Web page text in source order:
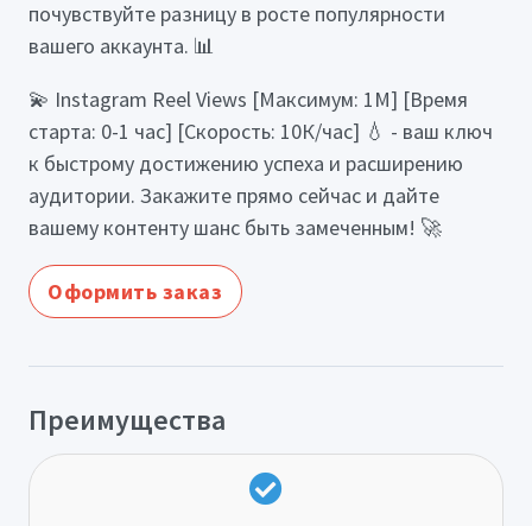
почувствуйте разницу в росте популярности
вашего аккаунта. 📊
💫 Instagram Reel Views [Максимум: 1М] [Время
старта: 0-1 час] [Скорость: 10К/час] 💧 - ваш ключ
к быстрому достижению успеха и расширению
аудитории. Закажите прямо сейчас и дайте
вашему контенту шанс быть замеченным! 🚀
Оформить заказ
Преимущества